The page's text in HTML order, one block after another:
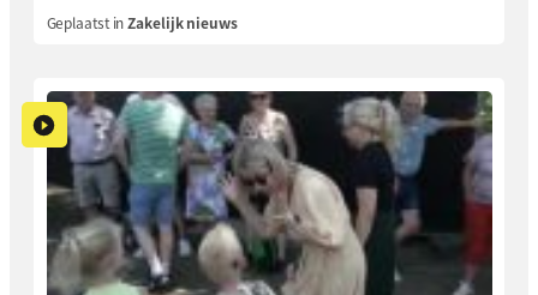
Geplaatst inZakelijk nieuws